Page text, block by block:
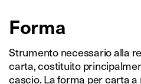
Forma
Strumento necessario alla
carta, costituito
cascio. La forma per carta